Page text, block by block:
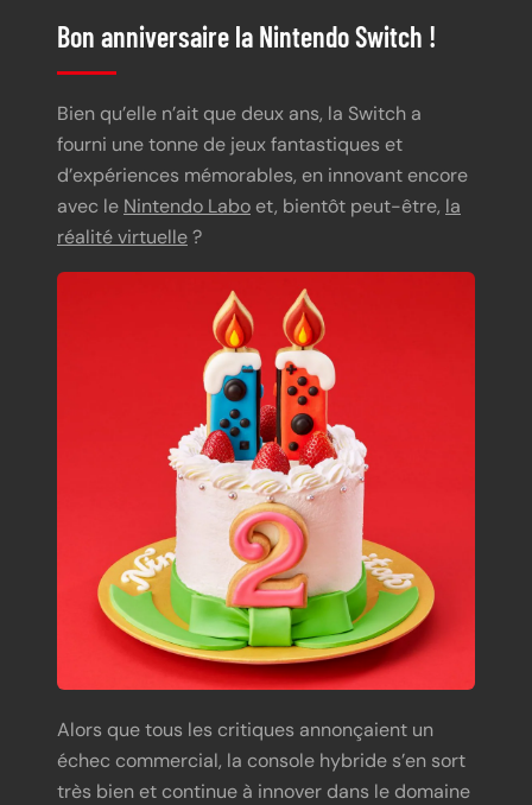
Bon anniversaire la Nintendo Switch !
Bien qu’elle n’ait que deux ans, la Switch a
fourni une tonne de jeux fantastiques et
d’expériences mémorables, en innovant encore
avec le Nintendo Labo et, bientôt peut-être, la
réalité virtuelle?
Alors que tous les critiques annonçaient un
échec commercial, la console hybride s’en sort
très bien et continue à innover dans le domaine